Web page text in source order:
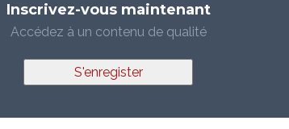
Inscrivez-vous maintenant
Accédez à un contenu de qualité
S'enregister